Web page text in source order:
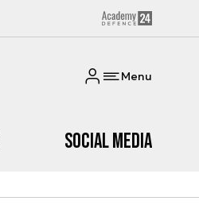
Menu
Social media